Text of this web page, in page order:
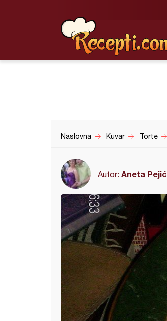
Naslovna Kuvar Torte
Autor: Aneta Pejić